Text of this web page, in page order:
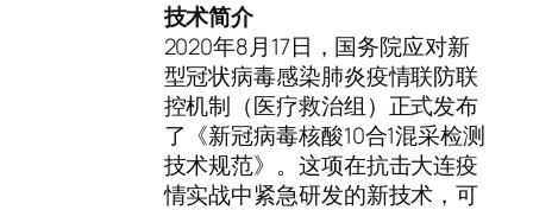
技术简介
2020年8月17日，国务院应对新
型冠状病毒感染肺炎疫情联防联
控机制（医疗救治组）正式发布
了《新冠病毒核酸10合1混采检测
技术规范》。这项在抗击大连疫
情实战中紧急研发的新技术，可